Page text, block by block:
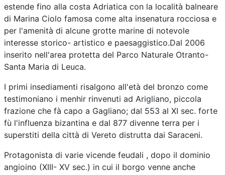
estende fino alla costa Adriatica con la località balneare
di Marina Ciolo famosa come alta insenatura rocciosa e
per l'amenità di alcune grotte marine di notevole
interesse storico- artistico e paesaggistico.Dal 2006
inserito nell'area protetta del Parco Naturale Otranto-
Santa Maria di Leuca.
I primi insediamenti risalgono all'età del bronzo come
testimoniano i menhir rinvenuti ad Arigliano, piccola
frazione che fà capo a Gagliano; dal 553 al XI sec. forte
fù l'influenza bizantina e dal 877 divenne terra per i
superstiti della città di Vereto distrutta dai Saraceni.
Protagonista di varie vicende feudali , dopo il dominio
angioino (XIII- XV sec.) in cui il borgo venne anche